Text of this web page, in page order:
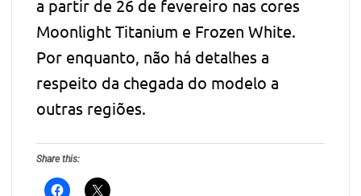
a partir de 26 de fevereiro nas cores
Moonlight Titanium e Frozen White.
Por enquanto, não há detalhes a
respeito da chegada do modelo a
outras regiões.
Share this: